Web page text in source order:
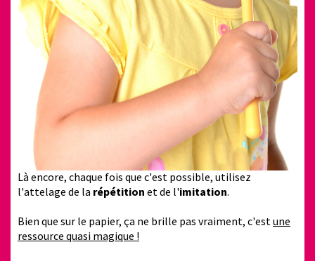
Là encore, chaque fois que c'est possible, utilisez
l'attelage de la répétition et de l'imitation.
Bien que sur le papier, ça ne brille pas vraiment, c'est une
ressource quasi magique !